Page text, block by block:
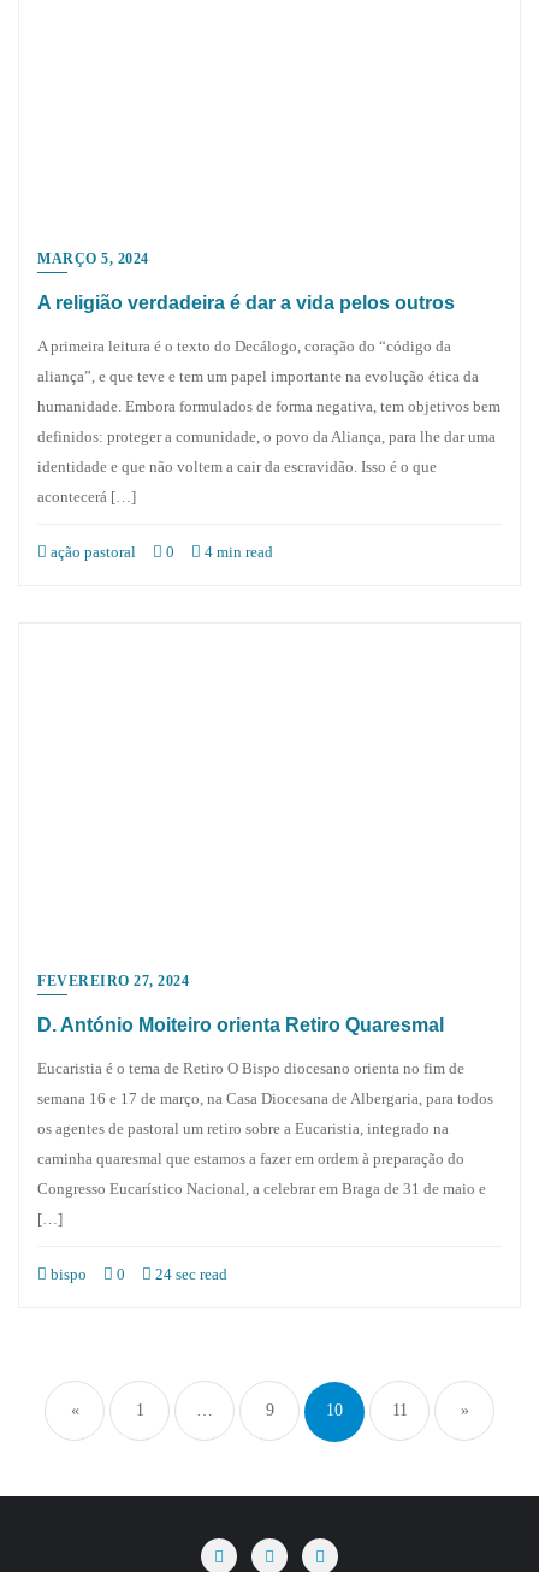
MARÇO 5, 2024
A religião verdadeira é dar a vida pelos outros
A primeira leitura é o texto do Decálogo, coração do “código da
aliança”, e que teve e tem um papel importante na evolução ética da
humanidade. Embora formulados de forma negativa, tem objetivos bem
definidos: proteger a comunidade, o povo da Aliança, para lhe dar uma
identidade e que não voltem a cair da escravidão. Isso é o que
acontecerá […]
ação pastoral 0 4 min read
FEVEREIRO 27, 2024
D. António Moiteiro orienta Retiro Quaresmal
Eucaristia é o tema de Retiro O Bispo diocesano orienta no fim de
semana 16 e 17 de março, na Casa Diocesana de Albergaria, para todos
os agentes de pastoral um retiro sobre a Eucaristia, integrado na
caminha quaresmal que estamos a fazer em ordem à preparação do
Congresso Eucarístico Nacional, a celebrar em Braga de 31 de maio e
[…]
bispo 0 24 sec read
dos
conteúdos
« 1 9 10 11 »